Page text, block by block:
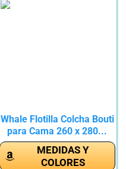
Whale Flotilla Colcha Bouti
para Cama 260 x 280...
MEDIDAS Y
COLORES